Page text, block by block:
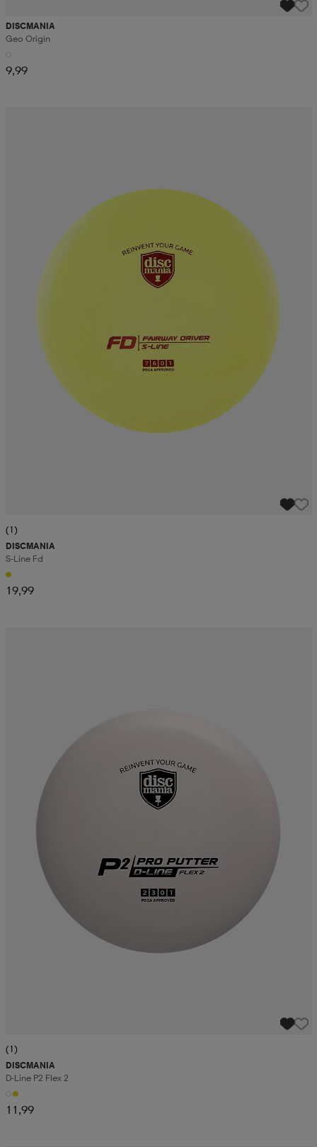
DISCMANIA
Geo Origin
9,99
(1)
DISCMANIA
S-Line Fd
19,99
(1)
DISCMANIA
D-Line P2 Flex 2
11,99